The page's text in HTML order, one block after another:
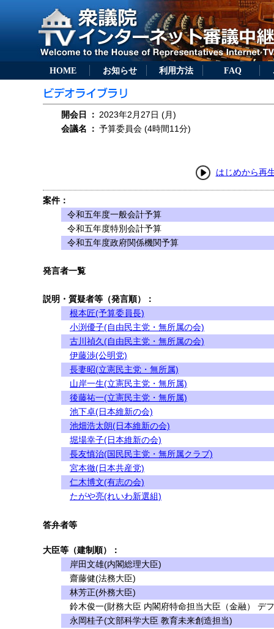
HOME お知らせ 利用方法 FAQ
開会日 ： 2023年2月27日 (月)
会議名
： 予算委員会 (4時間11分)
はじめから再
案件：
令和五年度一般会計予算
令和五年度特別会計予算
令和五年度政府関係機関予算
発言者一覧
説明・質疑者等（発言順）：
根本匠(予算委員長)
小渕優子(自由民主党・無所属の会)
古川禎久(自由民主党・無所属の会)
伊藤渉(公明党)
長妻昭(立憲民主党・無所属)
山岸一生(立憲民主党・無所属)
後藤祐一(立憲民主党・無所属)
池下卓(日本維新の会)
池畑浩太朗(日本維新の会)
堀場幸子(日本維新の会)
長友慎治(国民民主党・無所属クラブ)
宮本徹(日本共産党)
仁木博文(有志の会)
たがや亮(れいわ新選組)
答弁者等
大臣等（建制順）：
岸田文雄(内閣総理大臣)
齋藤健(法務大臣)
林芳正(外務大臣)
鈴木俊一(財務大臣 内閣府特命担当大臣（金融） デ
永岡桂子(文部科学大臣 教育未来創造担当)